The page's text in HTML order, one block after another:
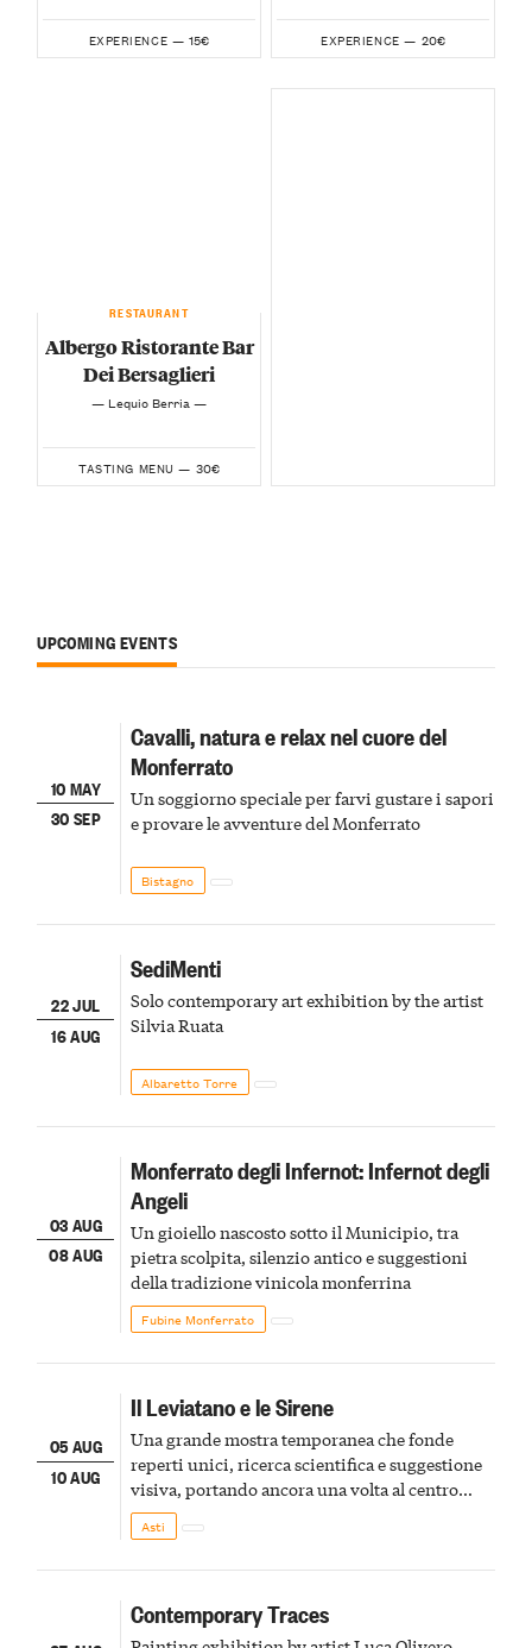
EXPERIENCE — 15€ EXPERIENCE — 20€
RESTAURANT
Albergo Ristorante Bar
Dei Bersaglieri
— Lequio Berria —
TASTING MENU — 30€
UPCOMING EVENTS
10 MAY
30 SEP
Cavalli, natura e relax nel cuore del
Monferrato
Un soggiorno speciale per farvi gustare i sapori
e provare le avventure del Monferrato
Bistagno
22 JUL
16 AUG
SediMenti
Solo contemporary art exhibition by the artist
Silvia Ruata
Albaretto Torre
03 AUG
08 AUG
Monferrato degli Infernot: Infernot degli
Angeli
Un gioiello nascosto sotto il Municipio, tra
pietra scolpita, silenzio antico e suggestioni
della tradizione vinicola monferrina
Fubine Monferrato
05 AUG
10 AUG
Il Leviatano e le Sirene
Una grande mostra temporanea che fonde
reperti unici, ricerca scientifica e suggestione
visiva, portando ancora una volta al centro
della scena le meraviglie del passato astigiano
Asti
Contemporary Traces